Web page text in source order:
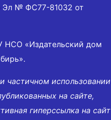
Эл № ФС77-81032 от
НСО «Издательский дом
частичном использовании
на сайте,
гиперссылка на сайт